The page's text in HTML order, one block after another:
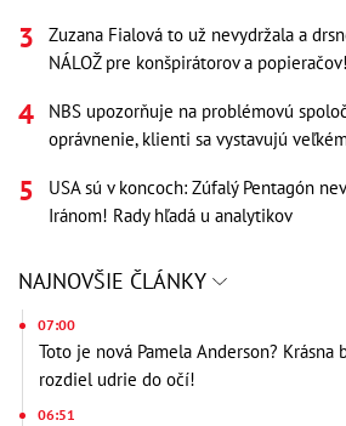
Zuzana Fialová to už nevydržala a
NÁLOŽ pre konšpirátorov a popieračov!
NBS upozorňuje na problémovú
oprávnenie, klienti sa vystavujú
USA sú v koncoch: Zúfalý Pentagón
Iránom! Rady hľadá u analytikov
NAJNOVŠIE ČLÁNKY
07:00
Toto je nová Pamela Anderson? Krásna
rozdiel udrie do očí!
06:51